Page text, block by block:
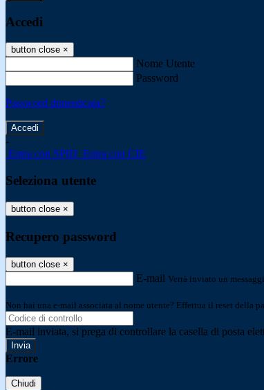
Accedi
button close ×
Nome Utente
Password
Password dimenticata?
-
Entra con SPID Entra con CIE
Seleziona utente
button close ×
Recupero password
button close ×
E-mail Verrà inviato un
Non hai una e-mail associata al nome utente? Effettua il reset della
E-mail inviata, si prega di controllare la casella di posta
Errore
Chiudi